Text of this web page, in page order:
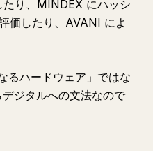
り、MINDEX にハッシ
価したり、AVANI によ
るハードウェア」ではな
ジタルへの文法なので